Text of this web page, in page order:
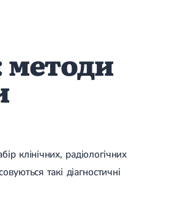
методи
клінічних, радіологічних
такі діагностичні